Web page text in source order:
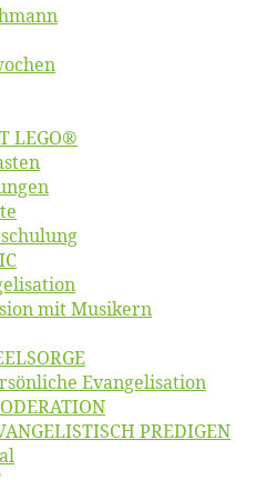
LEGO®
mit Musikern
Evangelisation
PREDIGEN